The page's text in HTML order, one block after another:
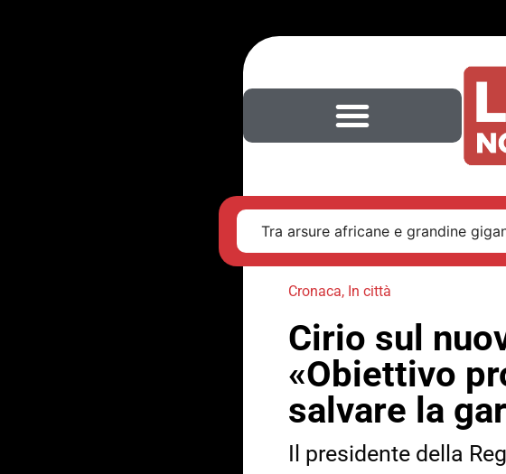
Tra arsure africane e grandine
Cronaca, In città
Cirio sul
«Obiettivo
salvare la
Il presidente della